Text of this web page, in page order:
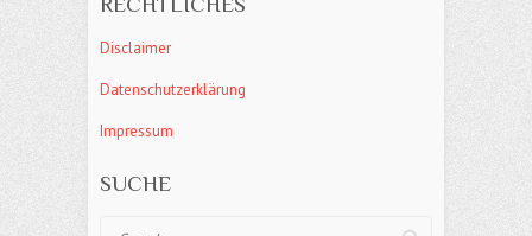
Disclaimer
Datenschutzerklärung
Impressum
SUCHE